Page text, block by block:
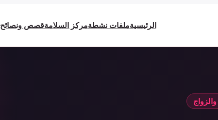
الرئيسيةملفات نشطةمركز السلامةقصص ونصائح